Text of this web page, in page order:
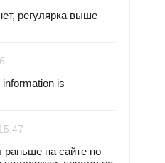
регулярка выше
information is
раньше на сайте но